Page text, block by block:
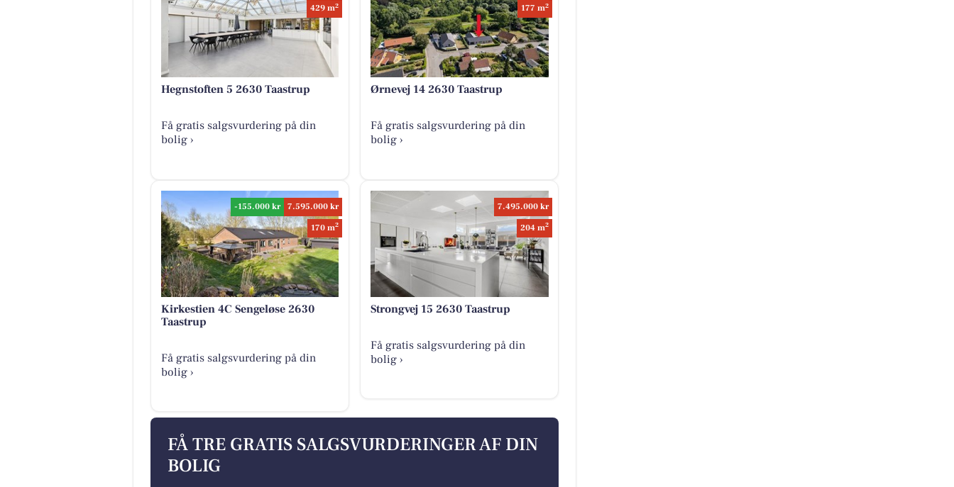
429 m2
Hegnstoften 5 2630 Taastrup
Få gratis salgsvurdering på din
bolig ›
177 m2
Ørnevej 14 2630 Taastrup
Få gratis salgsvurdering på din
bolig ›
-155.000 kr
7.595.000 kr
170 m2
Kirkestien 4C Sengeløse 2630
Taastrup
Få gratis salgsvurdering på din
bolig ›
7.495.000 kr
204 m2
Strongvej 15 2630 Taastrup
Få gratis salgsvurdering på din
bolig ›
FÅ TRE GRATIS SALGSVURDERINGER AF DIN
BOLIG